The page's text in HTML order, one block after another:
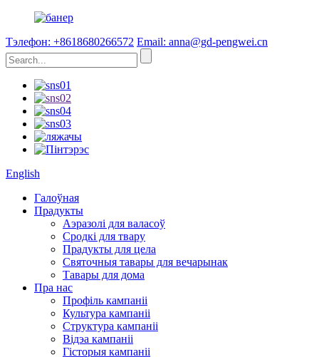
Тэлефон: +8618680266572 Email: anna@gd-pengwei.cn
English
Галоўная
Прадукты
Аэразолі для валасоў
Сродкі для твару
Прадукты для цела
Святочныя тавары для вечарынак
Тавары для дома
Пра нас
Профіль кампаніі
Культура кампаніі
Структура кампаніі
Відэа кампаніі
Гісторыя кампаніі